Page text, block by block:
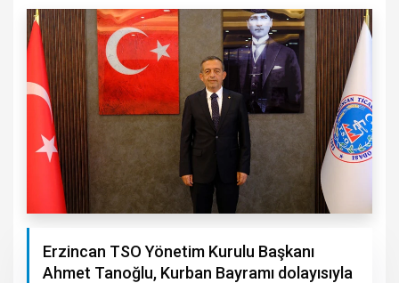
Erzincan TSO Yönetim Kurulu Başkanı
Ahmet Tanoğlu, Kurban Bayramı dolayısıyla